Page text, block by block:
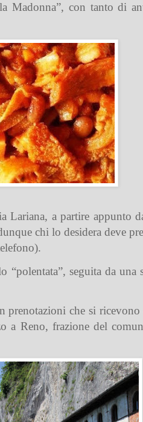
Madonna”, con tanto di
a partire appunto
chi lo desidera deve
seguita da una
prenotazioni che si
a Reno, frazione del